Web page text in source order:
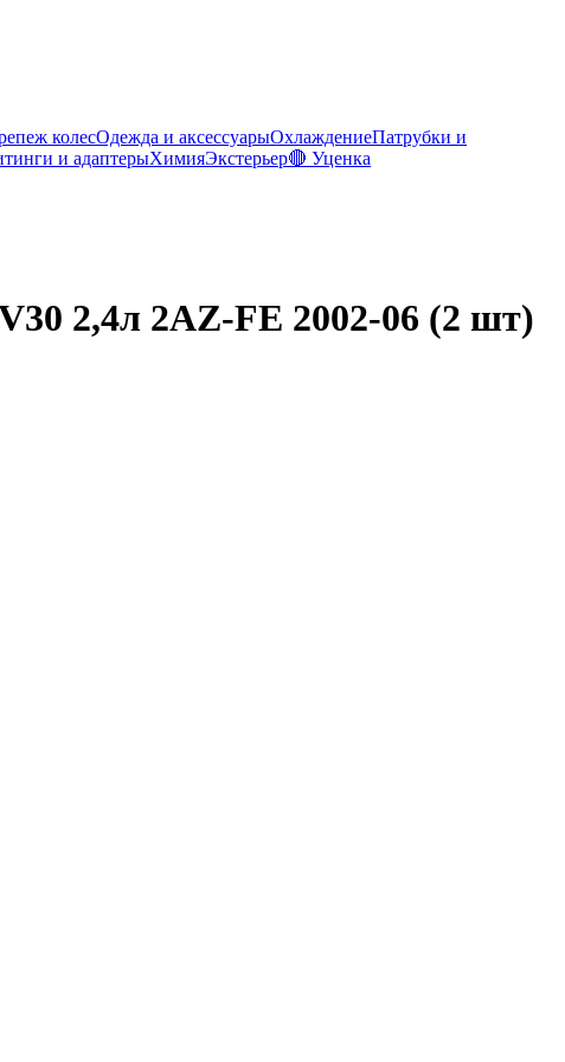
колесОдежда и аксессуарыОхлаждениеПатрубки и
и адаптерыХимияЭкстерьер🔴 Уценка
2,4л 2AZ-FE 2002-06 (2 шт)